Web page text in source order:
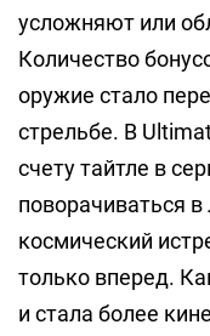
усложняют или
Количество
оружие стало
стрельбе. В
счету тайтле в
поворачиваться
космический
только вперед.
и стала более